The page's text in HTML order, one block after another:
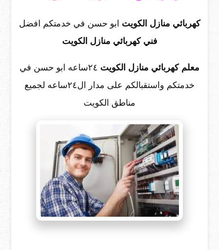
كهربائي منازل الكويت ابو حسن في خدمتكم افضل
فني كهربائي منازل الكويت
معلم كهربائي منازل الكويت
٢٤ساعه ابو حسن في
خدمتكم واستقبالكم على مدار ال٢٤ساعه لجميع
مناطق الكويت